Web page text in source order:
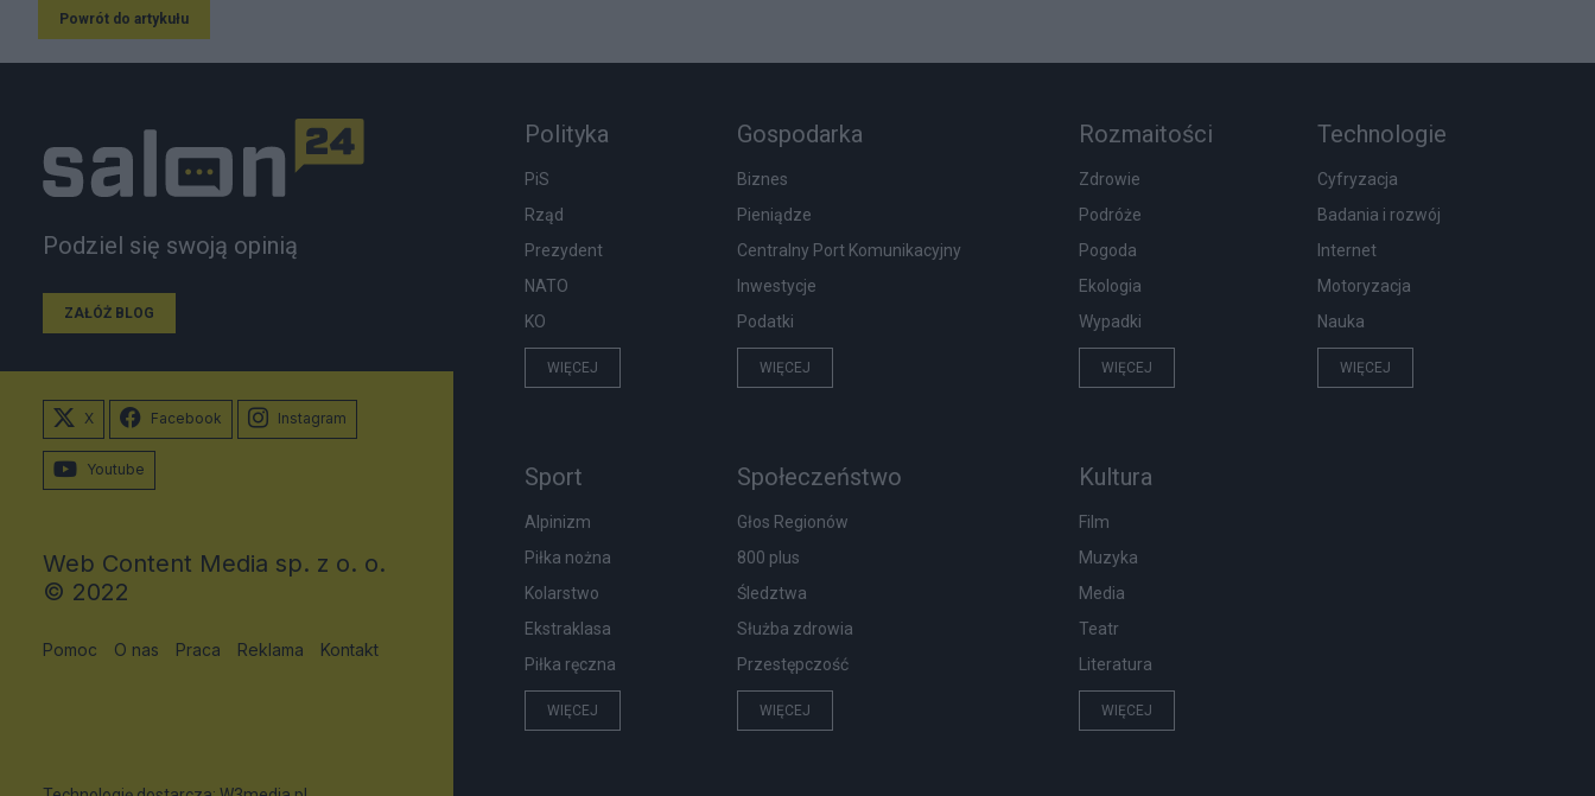
Powrót do artykułu
Podziel się swoją opinią
ZAŁÓŻ BLOG
Polityka
PiS
Rząd
Prezydent
NATO
KO
WIĘCEJ
Gospodarka
Biznes
Pieniądze
Centralny Port Komunikacyjny
Inwestycje
Podatki
WIĘCEJ
Rozmaitości
Zdrowie
Podróże
Pogoda
Ekologia
Wypadki
WIĘCEJ
Technologie
Cyfryzacja
Badania i rozwój
Internet
Motoryzacja
Nauka
WIĘCEJ
Sport
Alpinizm
Piłka nożna
Kolarstwo
Ekstraklasa
Piłka ręczna
WIĘCEJ
Społeczeństwo
Głos Regionów
800 plus
Śledztwa
Służba zdrowia
Przestępczość
WIĘCEJ
Kultura
Film
Muzyka
Media
Teatr
Literatura
WIĘCEJ
X Facebook Instagram
Youtube
Web Content Media sp. z o. o.
© 2022
Pomoc O nas Praca Reklama Kontakt